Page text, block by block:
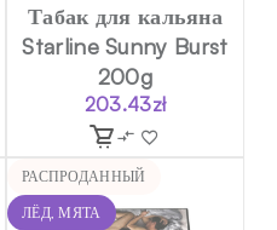
Табак для кальяна
Starline Sunny Burst
200g
203.43zł
РАСПРОДАННЫЙ
ЛЁД, МЯТА